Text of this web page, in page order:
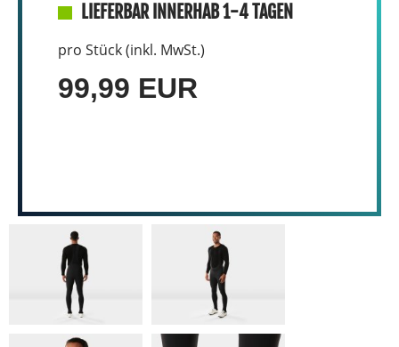
LIEFERBAR INNERHAB 1-4 TAGEN
pro Stück (inkl. MwSt.)
99,99 EUR